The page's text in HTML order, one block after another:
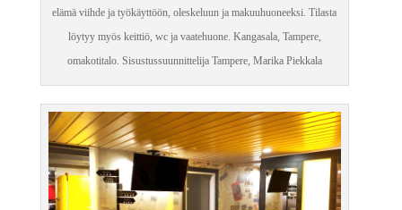
elämä viihde ja työkäyttöön, oleskeluun ja makuuhuoneeksi. Tilasta
löytyy myös keittiö, wc ja vaatehuone. Kangasala, Tampere,
omakotitalo. Sisustussuunnittelija Tampere, Marika Piekkala